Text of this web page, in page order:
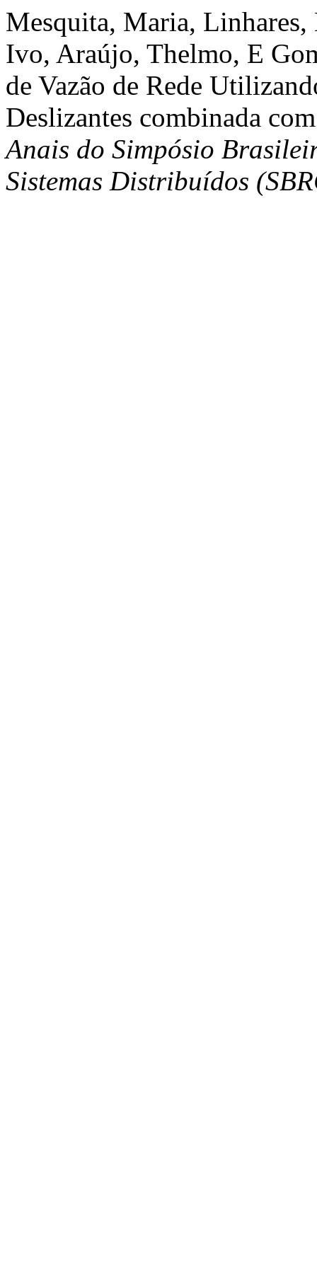
Mesquita, Maria,
Ivo, Araújo, Thelmo, E
de Vazão de Rede
Deslizantes combinada
Anais do Simpósio
Sistemas Distribuídos